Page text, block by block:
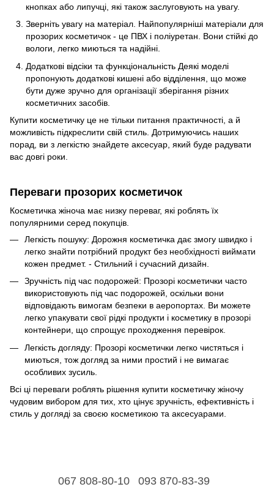
кнопках або липучці, які також заслуговують на увагу.
Зверніть увагу на матеріал. Найпопулярніші матеріали для
прозорих косметичок - це ПВХ і поліуретан. Вони стійкі до
вологи, легко миються та надійні.
Додаткові відсіки та функціональність Деякі моделі
пропонують додаткові кишені або відділення, що може
бути дуже зручно для організації зберігання різних
косметичних засобів.
Купити косметичку це не тільки питання практичності, а й
можливість підкреслити свій стиль. Дотримуючись наших
порад, ви з легкістю знайдете аксесуар, який буде радувати
вас довгі роки.
Переваги прозорих косметичок
Косметичка жіноча має низку переваг, які роблять їх
популярними серед покупців.
Легкість пошуку: Дорожня косметичка дає змогу швидко і
легко знайти потрібний продукт без необхідності виймати
кожен предмет. - Стильний і сучасний дизайн.
Зручність під час подорожей: Прозорі косметички часто
використовують під час подорожей, оскільки вони
відповідають вимогам безпеки в аеропортах. Ви можете
легко упакувати свої рідкі продукти і косметику в прозорі
контейнери, що спрощує проходження перевірок.
Легкість догляду: Прозорі косметички легко чистяться і
миються, тож догляд за ними простий і не вимагає
особливих зусиль.
Всі ці переваги роблять рішення купити косметичку жіночу
чудовим вибором для тих, хто цінує зручність, ефективність і
стиль у догляді за своєю косметикою та аксесуарами.
067 808-80-10 093 870-83-39